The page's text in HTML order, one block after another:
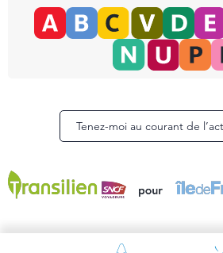
Tenez-moi au courant de